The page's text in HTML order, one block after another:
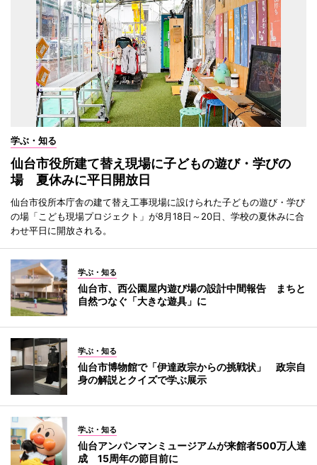
学ぶ・知る
仙台市役所建て替え現場に子どもの遊び・学びの
場 夏休みに平日開放日
仙台市役所本庁舎の建て替え工事現場に設けられた子どもの遊び・学び
の場「こども現場プロジェクト」が8月18日～20日、学校の夏休みに合
わせ平日に開放される。
学ぶ・知る
仙台市、西公園屋内遊び場の設計中間報告 まちと
自然つなぐ「大きな遊具」に
学ぶ・知る
仙台市博物館で「伊達政宗からの挑戦状」 政宗自
身の解説とクイズで学ぶ展示
学ぶ・知る
仙台アンパンマンミュージアムが来館者500万人達
成 15周年の節目前に